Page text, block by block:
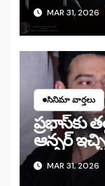
MAR 31, 2026
సినిమా వార్తలు
ప్రభాస్‌కు
ఆన్సర్
MAR 31, 2026